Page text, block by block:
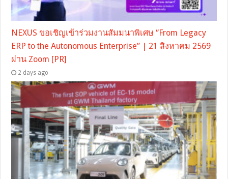
NEXUS ขอเชิญเข้าร่วมงานสัมมนาพิเศษ “From Legacy
ERP to the Autonomous Enterprise” | 21 สิงหาคม 2569
ผ่าน Zoom [PR]
2 days ago